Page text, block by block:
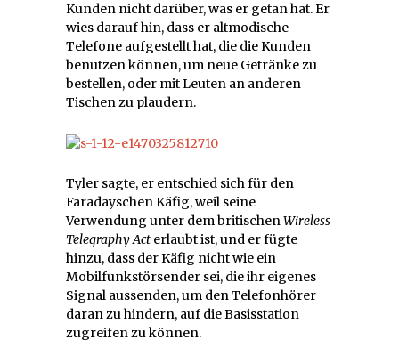
Kunden nicht darüber, was er getan hat. Er
wies darauf hin, dass er altmodische
Telefone aufgestellt hat, die die Kunden
benutzen können, um neue Getränke zu
bestellen, oder mit Leuten an anderen
Tischen zu plaudern.
Tyler sagte, er entschied sich für den
Faradayschen Käfig, weil seine
Verwendung unter dem britischenWireless
Telegraphy Act erlaubt ist, und er fügte
hinzu, dass der Käfig nicht wie ein
Mobilfunkstörsender sei, die ihr eigenes
Signal aussenden, um den Telefonhörer
daran zu hindern, auf die Basisstation
zugreifen zu können.